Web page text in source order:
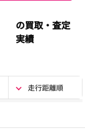
の買取・査定
実績
走行距離順